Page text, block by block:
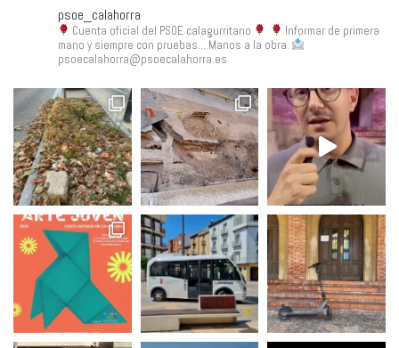
psoe_calahorra
Cuenta oficial del PSOE calagurritano
Informar de primera
mano y siempre con pruebas... Manos a la obra.
psoecalahorra@psoecalahorra.es